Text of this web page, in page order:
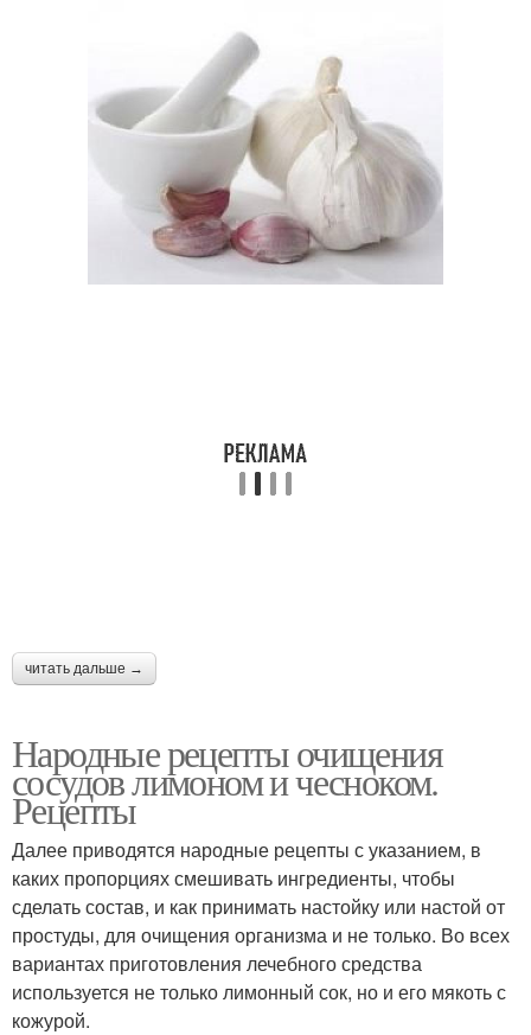
читать дальше →
Народные рецепты очищения
сосудов лимоном и чесноком.
Рецепты
Далее приводятся народные рецепты с указанием, в
каких пропорциях смешивать ингредиенты, чтобы
сделать состав, и как принимать настойку или настой от
простуды, для очищения организма и не только. Во всех
вариантах приготовления лечебного средства
используется не только лимонный сок, но и его мякоть с
кожурой.